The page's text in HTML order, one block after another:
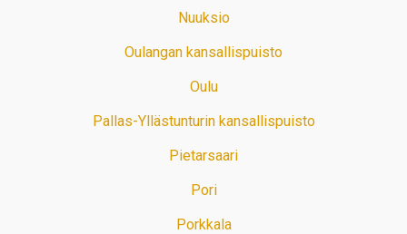
Nuuksio
Oulangan kansallispuisto
Oulu
Pallas-Yllästunturin kansallispuisto
Pietarsaari
Pori
Porkkala